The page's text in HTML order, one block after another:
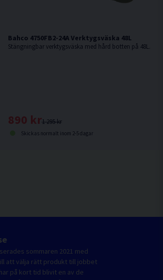
Bahco 4750FB2-24A Verktygsväska 48L
Stängningbar verktygsväska med hård botten på 48L.
1 295 kr
890 kr
Skickas normalt inom 2-5 dagar
sommaren 2021 med
att välja rätt produkt till jobbet
på kort tid blivit en av de